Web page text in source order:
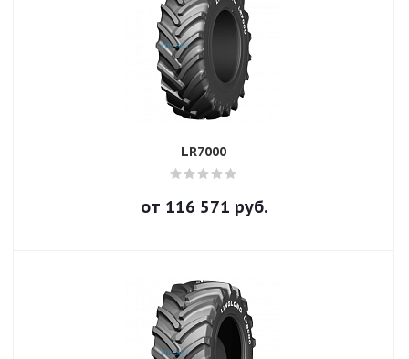
LR7000
от 116 571 руб.